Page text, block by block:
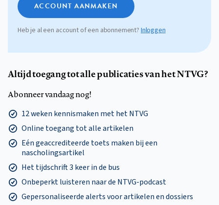
ACCOUNT AANMAKEN
Heb je al een account of een abonnement? Inloggen
Altijd toegang tot alle publicaties van het NTVG?
Abonneer vandaag nog!
12 weken kennismaken met het NTVG
Online toegang tot alle artikelen
Eén geaccrediteerde toets maken bij een
nascholingsartikel
Het tijdschrift 3 keer in de bus
Onbeperkt luisteren naar de NTVG-podcast
Gepersonaliseerde alerts voor artikelen en dossiers